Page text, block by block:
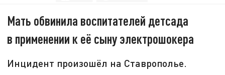
Мать обвинила воспитателей детсада
в применении к её сыну электрошокера
Инцидент произошёл на Ставрополье.